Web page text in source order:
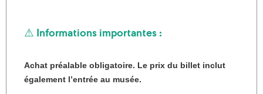
⚠️ Informations importantes :
Achat préalable obligatoire. Le prix du billet inclut
également l’entrée au musée.